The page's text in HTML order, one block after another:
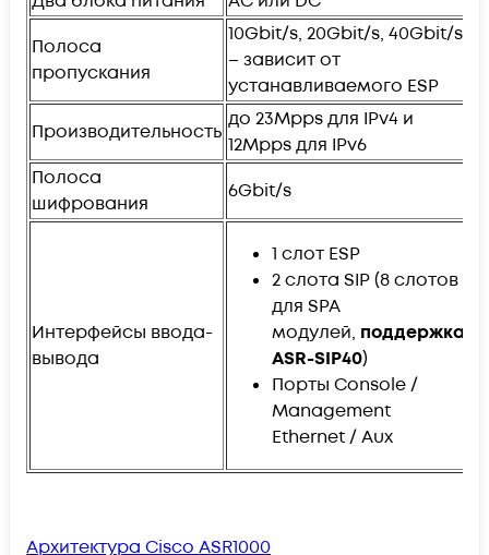
Полоса
пропускания
10Gbit/s, 20Gbit/s, 40Gbit/s
– зависит от
устанавливаемого ESP
Производительность
до 23Mpps для IPv4 и
12Mpps для IPv6
Полоса
шифрования
6Gbit/s
Интерфейсы ввода-
вывода
1 слот ESP
2 слота SIP (8 слотов
для SPA
модулей, поддержка
ASR-SIP40)
Порты Console /
Management
Ethernet / Aux
Архитектура Cisco ASR1000